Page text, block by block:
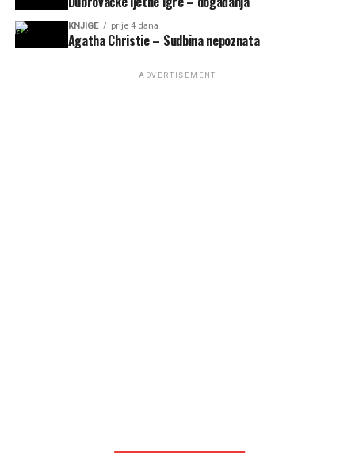
KNJIGE prije 4 dana
Agatha Christie – Sudbina nepoznata
ADVERTISEMENT